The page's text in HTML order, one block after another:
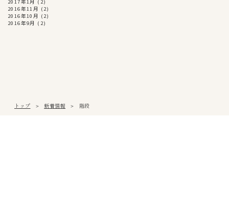
2017年1月 (2)
2016年11月 (2)
2016年10月 (2)
2016年9月 (2)
トップ 新着情報 階段